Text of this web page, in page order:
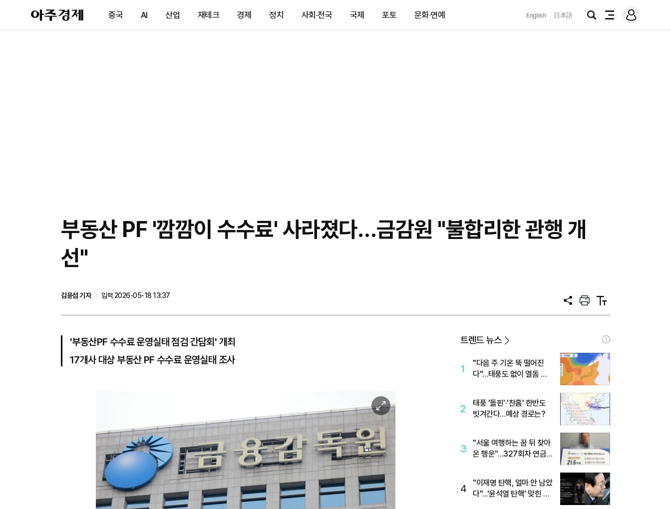
아
주
제
중국 AI 산업 재테크 경제 정치 사회·전국 국제 포토 문화·연예 English 日本語
검
전
메
그
부동산 PF '깜깜이 수수료' 사라졌다…금감원 "불합리한 관행 개
선"
김윤섭 기자
입력 2026-05-18 13:37
공
프
트
텍
트
'부동산PF 수수료 운영실태 점검 간담회' 개최
17개사 대상 부동산 PF 수수료 운영실태 조사
이
미
지
확
대
트렌드 뉴스
1
"다음 주 기온 뚝 떨어진
다"…태풍도 없이 열돔 박
2
태풍 '돌핀'·'찬홈' 한반도
빗겨간다…예상 경로는?
3
"서울 여행하는 꿈 뒤 찾아
온 행운"…327회차 연금
4
"이재명 탄핵, 얼마 안 남았
다"...'윤석열 탄핵' 맞힌 무